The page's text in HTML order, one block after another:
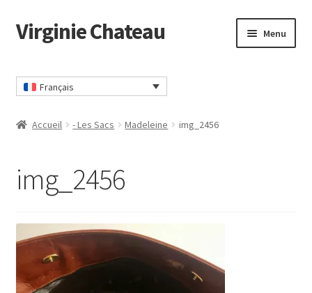
Passer
à
navigation
Passer
au
Virginie Chateau Menu
Français
Accueil - Les Sacs Madeleine img_2456
img_2456